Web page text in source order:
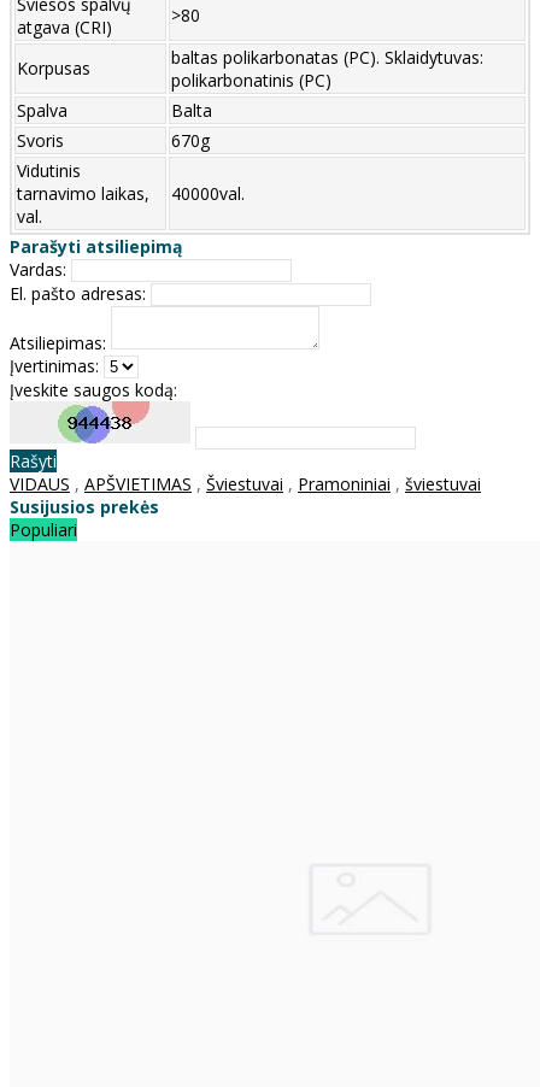
atgava (CRI)
>80
Korpusas
baltas polikarbonatas (PC). Sklaidytuvas:
polikarbonatinis (PC)
Spalva
Balta
Svoris
670g
Vidutinis
tarnavimo laikas,
val.
40000val.
Parašyti atsiliepimą
Vardas:
El. pašto adresas:
Atsiliepimas:
Įvertinimas:
Įveskite saugos kodą:
Rašyti
VIDAUS , APŠVIETIMAS , Šviestuvai , Pramoniniai , šviestuvai
Susijusios prekės
Populiari